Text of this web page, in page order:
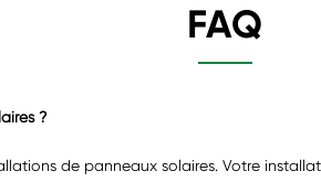
FAQ
?
de panneaux solaires. Votre